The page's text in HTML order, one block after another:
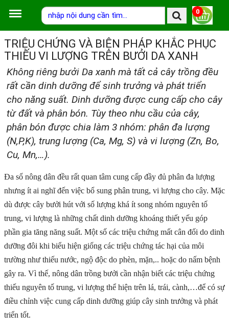
0
TRIỆU CHỨNG VÀ BIỆN PHÁP KHẮC PHỤC
THIẾU VI LƯỢNG TRÊN BƯỞI DA XANH
Không riêng bưởi Da xanh mà tất cả cây trồng đều
rất cần dinh dưỡng để sinh trưởng và phát triển
cho năng suất. Dinh dưỡng được cung cấp cho cây
từ đất và phân bón. Tùy theo nhu cầu của cây,
phân bón được chia làm 3 nhóm: phân đa lượng
(N,P,K), trung lượng (Ca, Mg, S) và vi lượng (Zn, Bo,
Cu, Mn,…).
Đa số nông dân đều rất quan tâm cung cấp đầy đủ phân đa lượng
nhưng ít ai nghĩ đến việc bổ sung phân trung, vi lượng cho cây. Mặc
dù được cây bưởi hút với số lượng khá ít song nhóm nguyên tố
trung, vi lượng là những chất dinh dưỡng khoáng thiết yếu góp
phần gia tăng năng suất. Một số các triệu chứng mất cân đối do dinh
dưỡng đôi khi biểu hiện giống các triệu chứng tác hại của môi
trường như thiếu nước, ngộ độc do phèn, mặn,.. hoặc do nấm bệnh
gây ra. Vì thế, nông dân trồng bưởi cần nhận biết các triệu chứng
thiếu nguyên tố trung, vi lượng thể hiện trên lá, trái, cành,…để có sự
điều chỉnh việc cung cấp dinh dưỡng giúp cây sinh trưởng và phát
triển tốt.